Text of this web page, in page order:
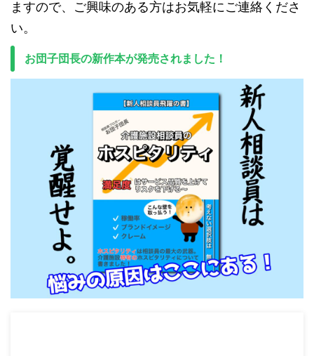
ますので、ご興味のある方はお気軽にご連絡くださ
い。
お団子団長の新作本が発売されました！